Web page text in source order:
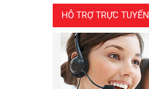
HỖ TRỢ TRỰC TUYẾN